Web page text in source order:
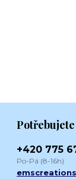
+420 775
Po-Pá (8-16h)